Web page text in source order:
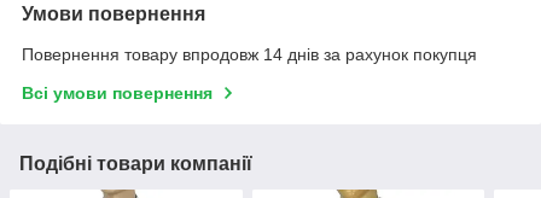
Умови повернення
Повернення товару впродовж 14 днів за рахунок покупця
Всі умови повернення
Подібні товари компанії